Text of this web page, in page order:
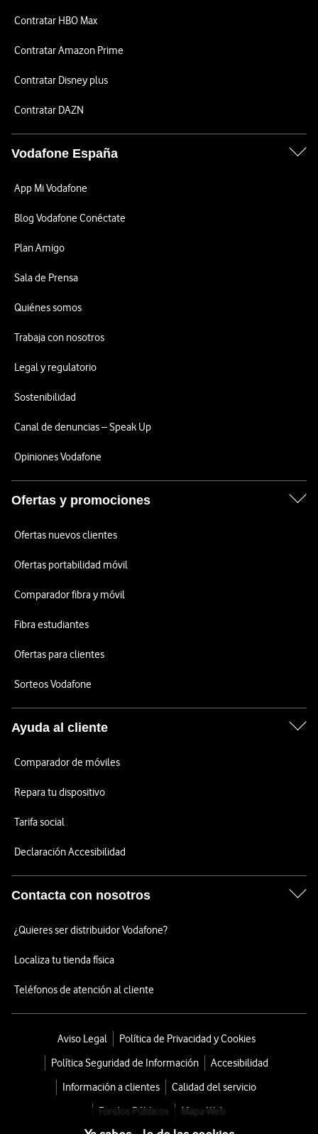
Contratar HBO Max
Contratar Amazon Prime
Contratar Disney plus
Contratar DAZN
Vodafone España
App Mi Vodafone
Blog Vodafone Conéctate
Plan Amigo
Sala de Prensa
Quiénes somos
Trabaja con nosotros
Legal y regulatorio
Sostenibilidad
Canal de denuncias – Speak Up
Opiniones Vodafone
Ofertas y promociones
Ofertas nuevos clientes
Ofertas portabilidad móvil
Comparador fibra y móvil
Fibra estudiantes
Ofertas para clientes
Sorteos Vodafone
Ayuda al cliente
Comparador de móviles
Repara tu dispositivo
Tarifa social
Declaración Accesibilidad
Contacta con nosotros
¿Quieres ser distribuidor Vodafone?
Localiza tu tienda física
Teléfonos de atención al cliente
Aviso Legal
Política de Privacidad y Cookies
Política Seguridad de Información
Accesibilidad
Información a clientes
Calidad del servicio
Fondos Públicos
Mapa Web